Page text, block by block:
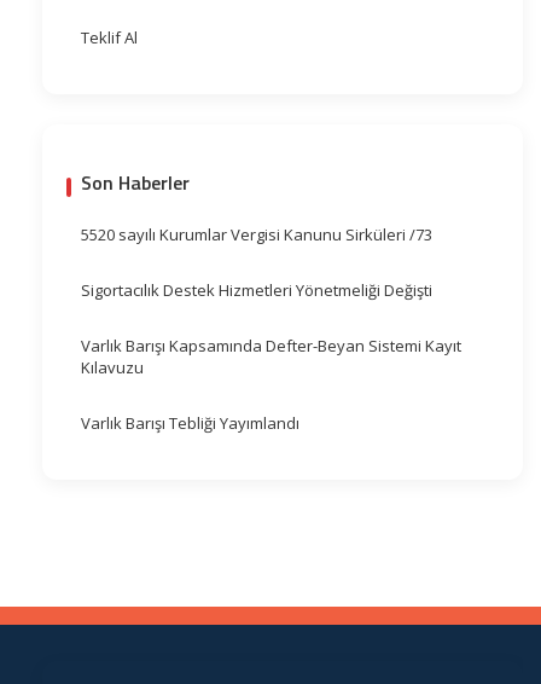
Teklif Al
Son Haberler
5520 sayılı Kurumlar Vergisi Kanunu Sirküleri /73
Sigortacılık Destek Hizmetleri Yönetmeliği Değişti
Varlık Barışı Kapsamında Defter-Beyan Sistemi Kayıt
Kılavuzu
Varlık Barışı Tebliği Yayımlandı